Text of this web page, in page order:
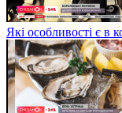
Які особливості є в